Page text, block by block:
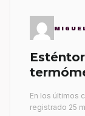
En los últimos
registrado 25